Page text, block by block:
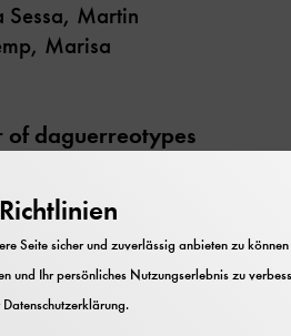
Martin
Marisa
of daguerreotypes
of
Seite sicher und zuverlässig anbieten zu
und Ihr persönliches Nutzungserlebnis zu
Datenschutzerklärung.